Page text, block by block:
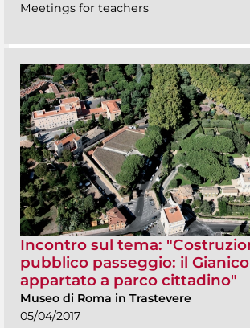
Meetings for teachers
Incontro sul tema:
pubblico passeggio: il
appartato a parco cittadino"
Museo di Roma in Trastevere
05/04/2017